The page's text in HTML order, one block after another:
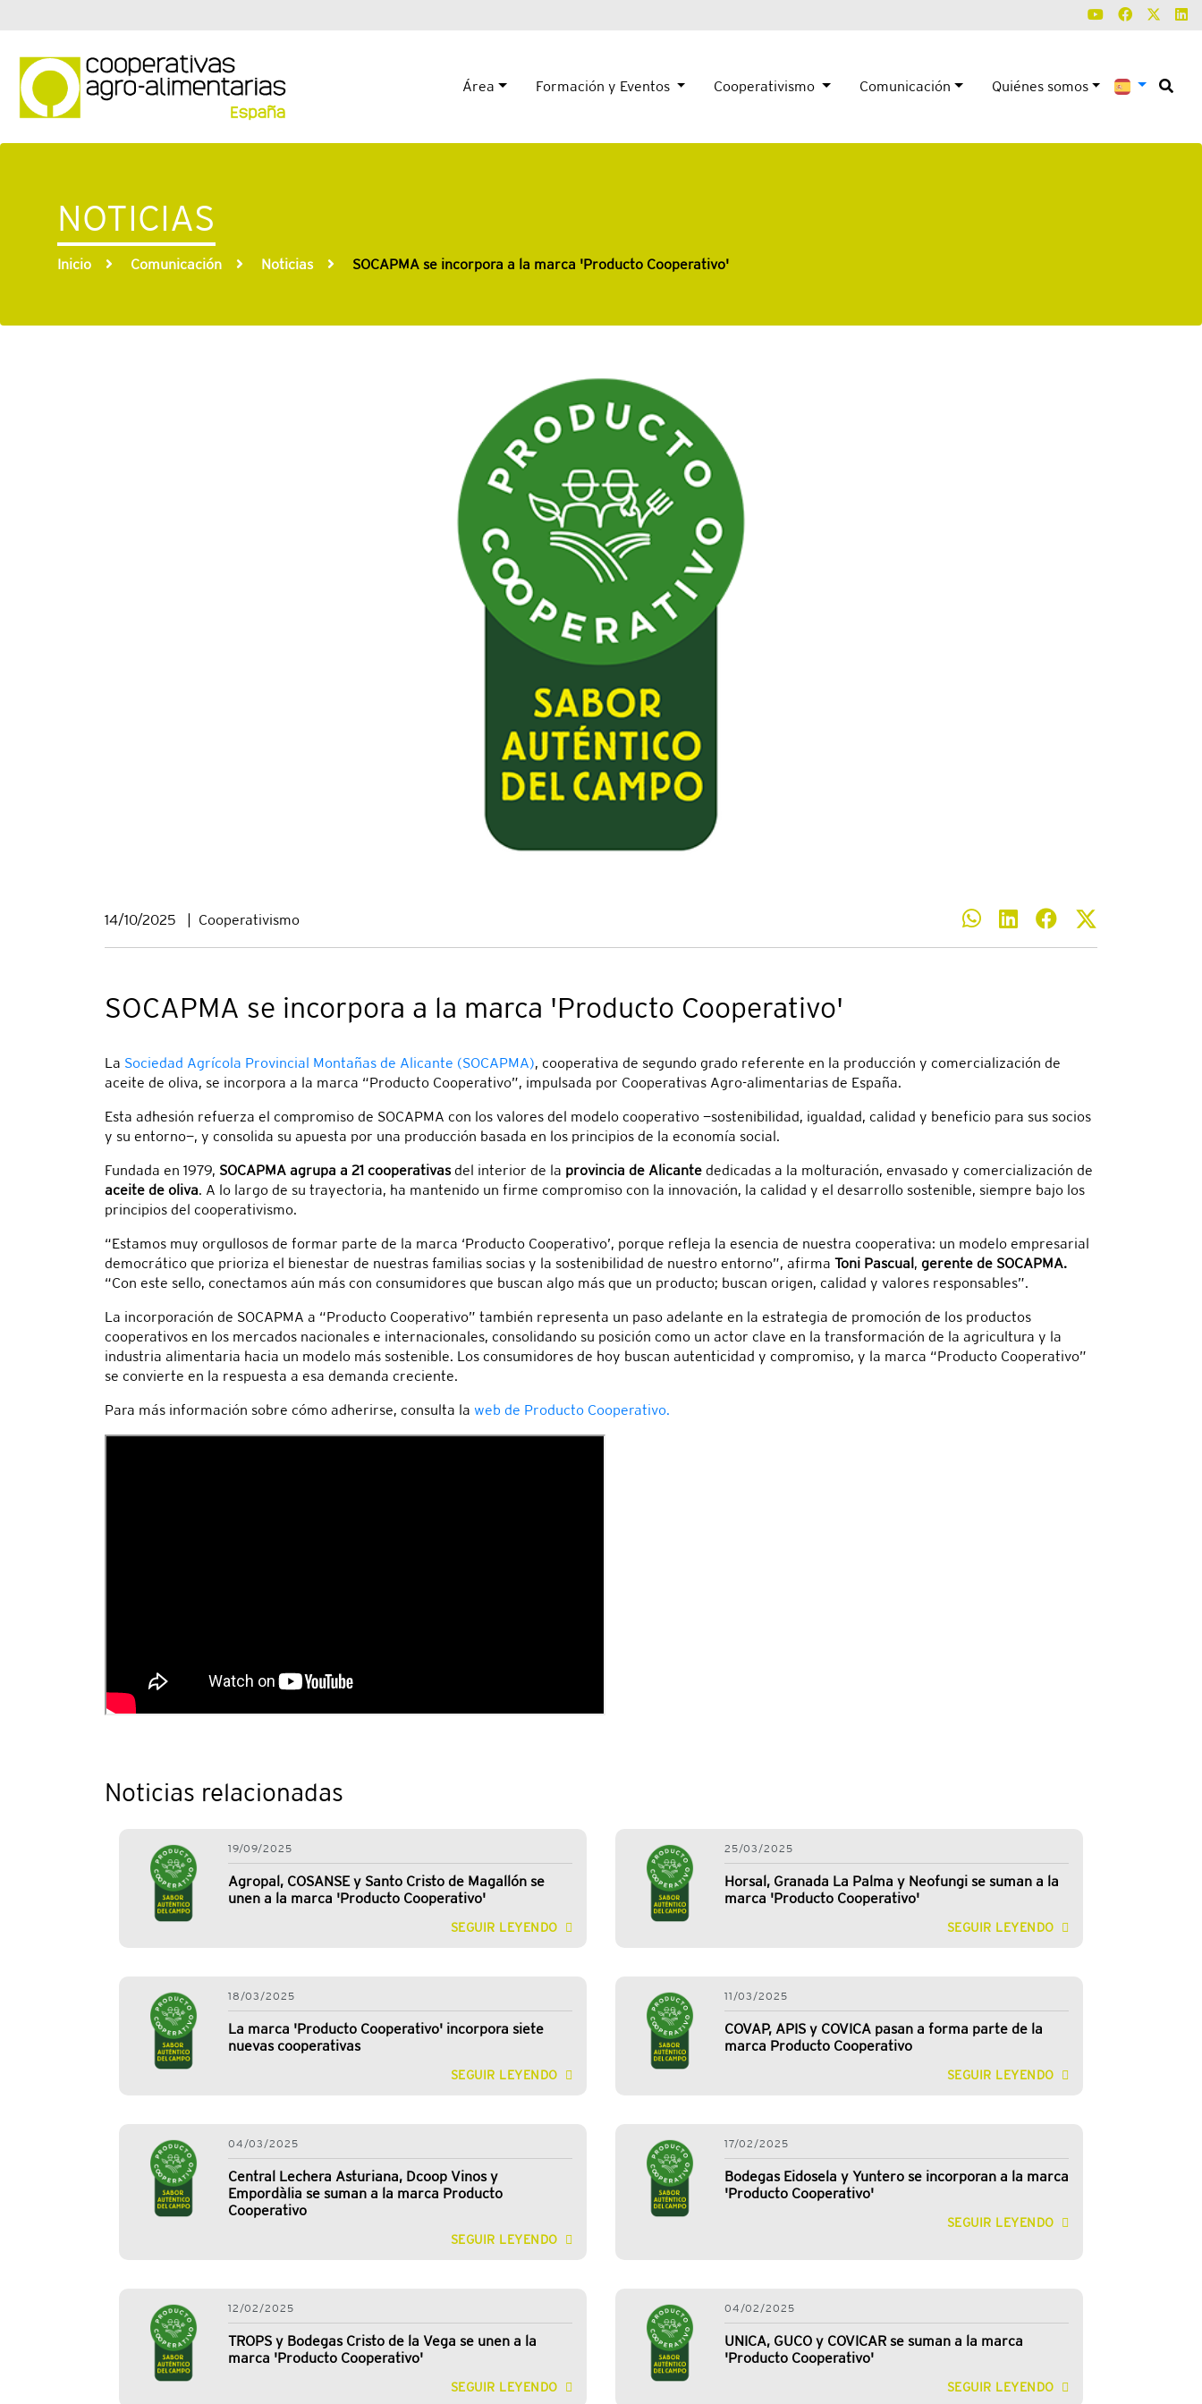
Área Formación y Eventos Cooperativismo Comunicación Quiénes somos
NOTICIAS
Inicio Comunicación Noticias SOCAPMA se incorpora a la marca 'Producto Cooperativo'
14/10/2025 | Cooperativismo
SOCAPMA se incorpora a la marca 'Producto Cooperativo'
La Sociedad Agrícola Provincial Montañas de Alicante (SOCAPMA), cooperativa de segundo grado referente en la producción y comercialización de
aceite de oliva, se incorpora a la marca “Producto Cooperativo”, impulsada por Cooperativas Agro-alimentarias de España.
Esta adhesión refuerza el compromiso de SOCAPMA con los valores del modelo cooperativo —sostenibilidad, igualdad, calidad y beneficio para sus socios
y su entorno—, y consolida su apuesta por una producción basada en los principios de la economía social.
Fundada en 1979, SOCAPMA agrupa a 21 cooperativasdel interior de la provincia de Alicante dedicadas a la molturación, envasado y comercialización de
aceite de oliva. A lo largo de su trayectoria, ha mantenido un firme compromiso con la innovación, la calidad y el desarrollo sostenible, siempre bajo los
principios del cooperativismo.
“Estamos muy orgullosos de formar parte de la marca ‘Producto Cooperativo’, porque refleja la esencia de nuestra cooperativa: un modelo empresarial
democrático que prioriza el bienestar de nuestras familias socias y la sostenibilidad de nuestro entorno”, afirma Toni Pascual , gerente de SOCAPMA.
“Con este sello, conectamos aún más con consumidores que buscan algo más que un producto; buscan origen, calidad y valores responsables”.
La incorporación de SOCAPMA a “Producto Cooperativo” también representa un paso adelante en la estrategia de promoción de los productos
cooperativos en los mercados nacionales e internacionales, consolidando su posición como un actor clave en la transformación de la agricultura y la
industria alimentaria hacia un modelo más sostenible. Los consumidores de hoy buscan autenticidad y compromiso, y la marca “Producto Cooperativo”
se convierte en la respuesta a esa demanda creciente.
Para más información sobre cómo adherirse, consulta la web de Producto Cooperativo.
Noticias relacionadas
19/09/2025
Agropal, COSANSE y Santo Cristo de Magallón se
unen a la marca 'Producto Cooperativo'
SEGUIR LEYENDO
25/03/2025
Horsal, Granada La Palma y Neofungi se suman a la
marca 'Producto Cooperativo'
SEGUIR LEYENDO
18/03/2025
La marca 'Producto Cooperativo' incorpora siete
nuevas cooperativas
SEGUIR LEYENDO
11/03/2025
COVAP, APIS y COVICA pasan a forma parte de la
marca Producto Cooperativo
SEGUIR LEYENDO
04/03/2025
Central Lechera Asturiana, Dcoop Vinos y
Empordàlia se suman a la marca Producto
Cooperativo
SEGUIR LEYENDO
17/02/2025
Bodegas Eidosela y Yuntero se incorporan a la marca
'Producto Cooperativo'
SEGUIR LEYENDO
12/02/2025
TROPS y Bodegas Cristo de la Vega se unen a la
marca 'Producto Cooperativo'
SEGUIR LEYENDO
04/02/2025
UNICA, GUCO y COVICAR se suman a la marca
'Producto Cooperativo'
SEGUIR LEYENDO